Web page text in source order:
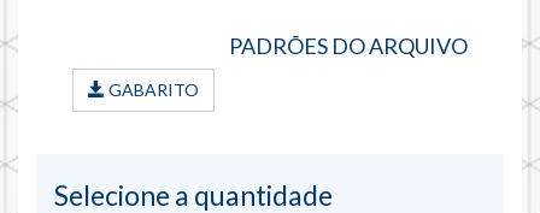
PADRÕES DO ARQUIVO
GABARITO
Selecione a quantidade